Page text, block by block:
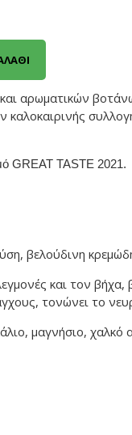
αρωματικών
καλοκαιρινής
GREAT TASTE 2021.
βελούδινη
και τον βήχα,
τονώνει το
μαγνήσιο, χαλκό